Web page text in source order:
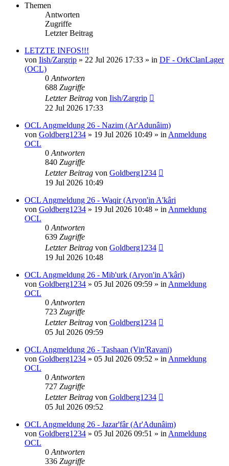
Themen
Antworten
Zugriffe
Letzter Beitrag
LETZTE INFOS!!!
von Iish/Zargrip » 22 Jul 2026 17:33 » in DF - OrkClanLager
(OCL)
0 Antworten
688 Zugriffe
Letzter Beitrag von Iish/Zargrip
22 Jul 2026 17:33
OCL Angmeldung 26 - Nazim (Ar'Adunâim)
von Goldberg1234 » 19 Jul 2026 10:49 » in Anmeldung
OCL
0 Antworten
840 Zugriffe
Letzter Beitrag von Goldberg1234
19 Jul 2026 10:49
OCL Angmeldung 26 - Waqir (Aryon'in A'kâri
von Goldberg1234 » 19 Jul 2026 10:48 » in Anmeldung
OCL
0 Antworten
639 Zugriffe
Letzter Beitrag von Goldberg1234
19 Jul 2026 10:48
OCL Angmeldung 26 - Mib'urk (Aryon'in A'kâri)
von Goldberg1234 » 05 Jul 2026 09:59 » in Anmeldung
OCL
0 Antworten
723 Zugriffe
Letzter Beitrag von Goldberg1234
05 Jul 2026 09:59
OCL Angmeldung 26 - Tashaan (Vin'Ravani)
von Goldberg1234 » 05 Jul 2026 09:52 » in Anmeldung
OCL
0 Antworten
727 Zugriffe
Letzter Beitrag von Goldberg1234
05 Jul 2026 09:52
OCL Angmeldung 26 - Jazar'fâr (Ar'Adunâim)
von Goldberg1234 » 05 Jul 2026 09:51 » in Anmeldung
OCL
0 Antworten
336 Zugriffe